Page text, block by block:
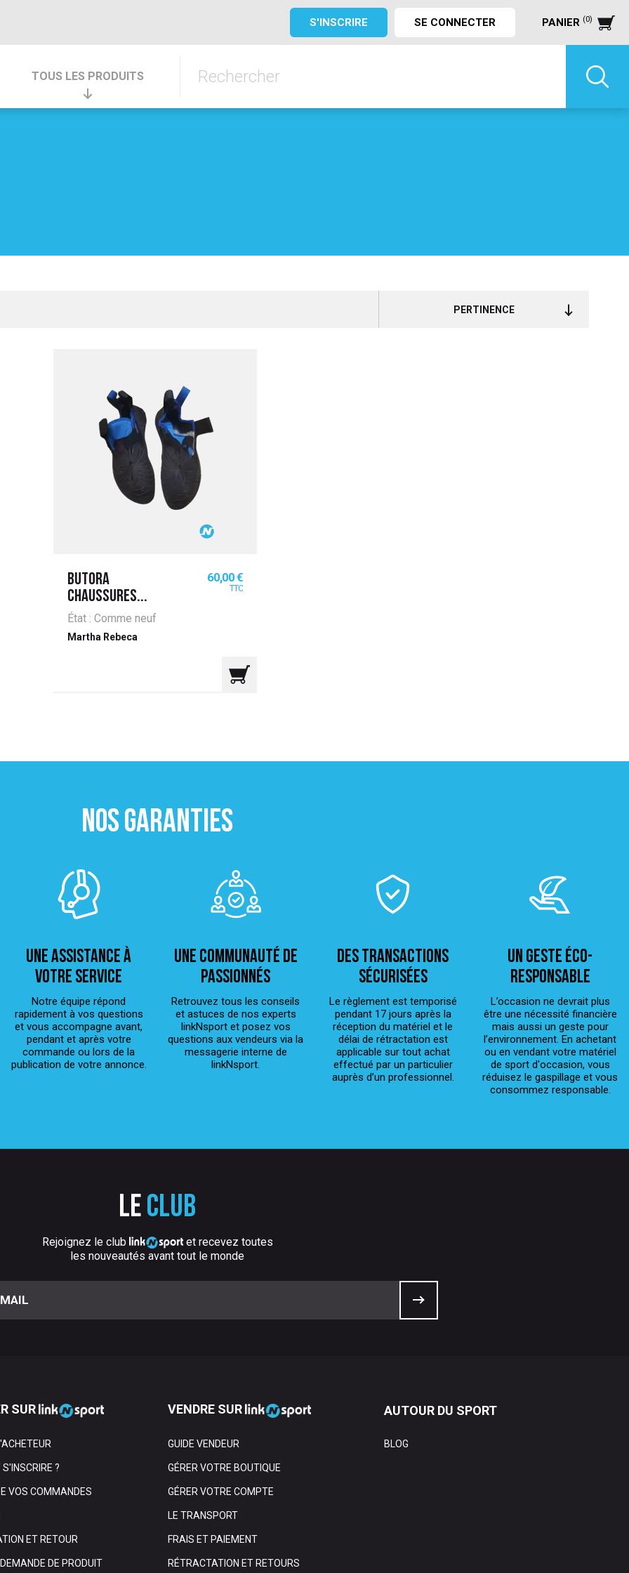
S'INSCRIRE SE CONNECTER PANIER (0)
TOUS LES PRODUITS
PERTINENCE
BUTORA
CHAUSSURES...
Prix
60,00 €
TTC
État : Comme neuf
Martha Rebeca
NOS GARANTIES
Une assistance à
votre service
Notre équipe répond
rapidement à vos questions
et vous accompagne avant,
pendant et après votre
commande ou lors de la
publication de votre annonce.
Une Communauté de
passionnés
Retrouvez tous les conseils
et astuces de nos experts
linkNsport et posez vos
questions aux vendeurs via la
messagerie interne de
linkNsport.
Des transactions
sécurisées
Le règlement est temporisé
pendant 17 jours après la
réception du matériel et le
délai de rétractation est
applicable sur tout achat
effectué par un particulier
auprès d’un professionnel.
Un geste éco-
responsable
L’occasion ne devrait plus
être une nécessité financière
mais aussi un geste pour
l’environnement. En achetant
ou en vendant votre matériel
de sport d'occasion, vous
réduisez le gaspillage et vous
consommez responsable.
Le club
Rejoignez le club
et recevez toutes
les nouveautés avant tout le monde
SUR
?
VOS COMMANDES
ET RETOUR
DE PRODUIT
VENDRE SUR
GUIDE VENDEUR
GÉRER VOTRE BOUTIQUE
GÉRER VOTRE COMPTE
LE TRANSPORT
FRAIS ET PAIEMENT
RÉTRACTATION ET RETOURS
AUTOUR DU SPORT
BLOG